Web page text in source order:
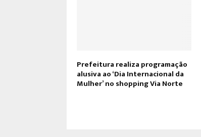
Prefeitura realiza programação
alusiva ao ‘Dia Internacional da
Mulher’ no shopping Via Norte